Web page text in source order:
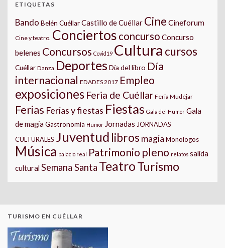
ETIQUETAS
Bando Belén CuéllarCastillo de Cuéllar Cine Cineforum
Cine y teatro. Conciertos concurso Concurso
belenes Concursos Covid19 Cultura cursos
Cuéllar Danza Deportes Día del libro Día
internacional EDADES 2017 Empleo
exposiciones Feria de Cuéllar Feria Mudéjar
Ferias Ferias y fiestas Fiestas Gala del Humor Gala
de magia Gastronomía Humor Jornadas JORNADAS
CULTURALES Juventud libros magia Monologos
Música palacio real Patrimonio pleno relatos salida
cultural Semana Santa TeatroTurismo
TURISMO EN CUÉLLAR